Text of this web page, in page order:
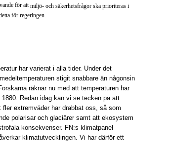
för attmiljö- och säkerhetsfrågor ska prioriteras i
för regeringen.
har varierat i alla tider. Under det
stigit snabbare än någonsin
räknar nu med atttemperaturen har
Redan idag kan vi se tecken på att
fler extremväder har drabbat oss, så som
polarisar och glaciärer samt att ekosystem
konsekvenser. FN:s klimatpanel
klimatutvecklingen. Vi har därför ett